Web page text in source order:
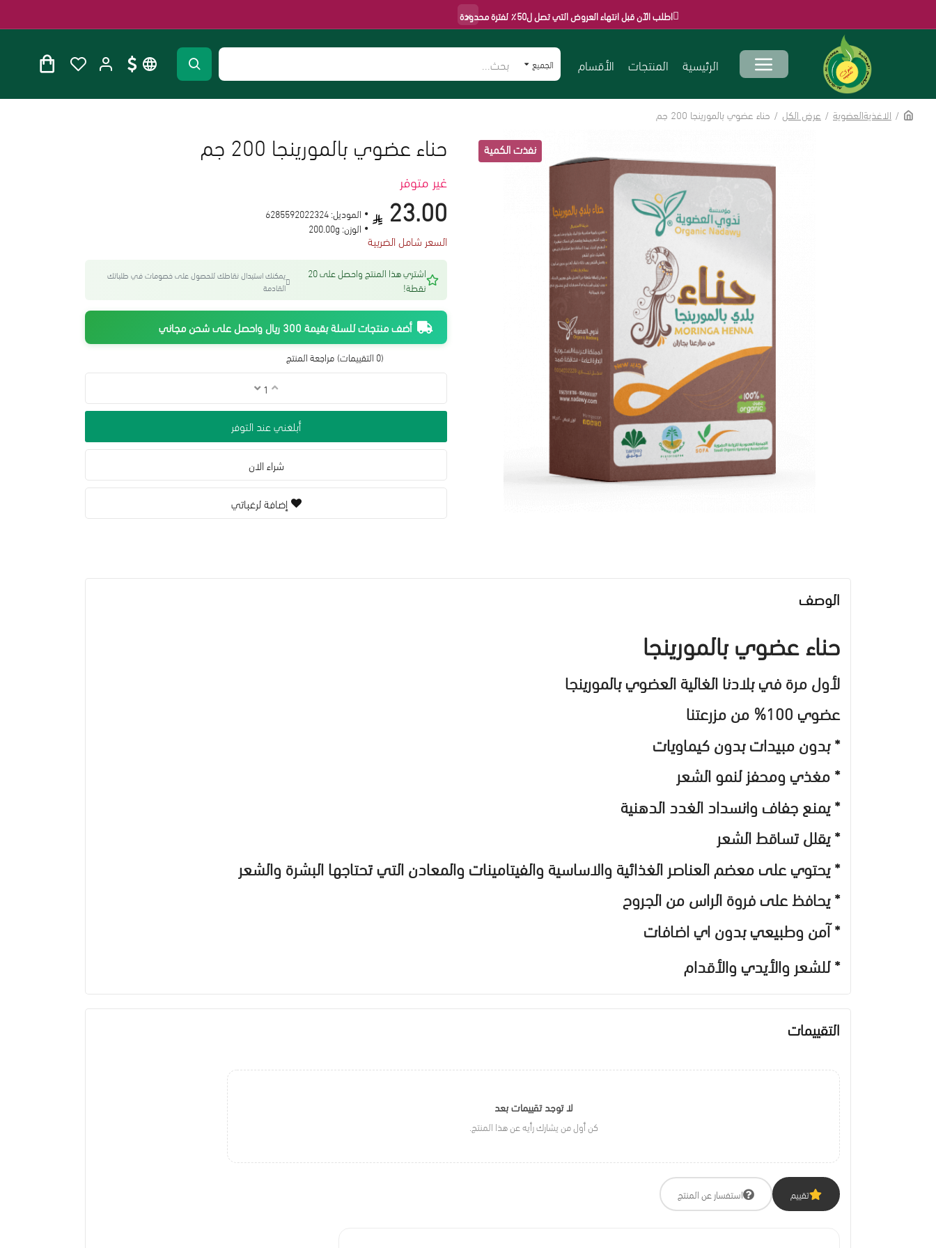
اطلب الآن قبل انتهاء العروض التي تصل ل50٪ لفترة محدودة ×
الرئيسية المنتجات الأقسام الجميع
الاغذيةالعضوية عرض الكل حناء عضوي بالمورينجا 200 جم
غير متوفر
حناء عضوي بالمورينجا 200 جم
(0 التقييمات) مراجعة المنتج
23.00
السعر شامل الضريبة
الموديل:6285592022324
الوزن: 200.00g
اشتري هذا المنتج واحصل على 20
نقطة!
يمكنك استبدال نقاطك للحصول على خصومات في طلباتك
القادمة
أضف منتجات للسلة بقيمة 300 ريال واحصل على شحن مجاني
أبلغني عند التوفر
شراء الان
إضافة لرغباتي
الوصف
حناء عضوي بالمورينجا
لأول مرة في بلادنا الغالية العضوي بالمورينجا
عضوي 100% من مزرعتنا
* بدون مبيدات بدون كيماويات
* مغذي ومحفز لنمو الشعر
* يمنع جفاف وانسداد الغدد الدهنية
* يقلل تساقط الشعر
* يحتوي على معضم العناصر الغذائية والاساسية والفيتامينات والمعادن التي تحتاجها البشرة والشعر
* يحافظ على فروة الراس من الجروح
* آمن وطبيعي بدون اي اضافات
* للشعر والأيدي والأقدام
التقييمات
لا توجد تقييمات بعد
كن أول من يشارك رأيه عن هذا المنتج.
تقييم استفسار عن المنتج